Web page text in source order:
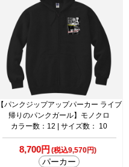
【パンクジップアップパーカー ライブ
帰りのパンクガール】モノクロ
カラー数：12 | サイズ数： 10
8,700円 (税込9,570円)
パーカー